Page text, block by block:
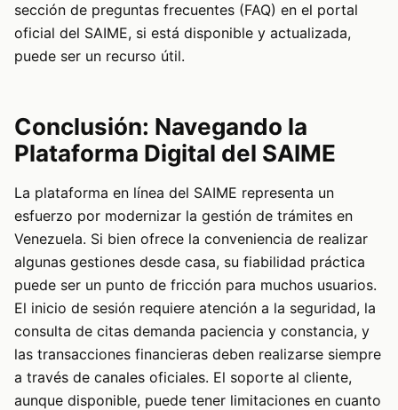
sección de preguntas frecuentes (FAQ) en el portal
oficial del SAIME, si está disponible y actualizada,
puede ser un recurso útil.
Conclusión: Navegando la
Plataforma Digital del SAIME
La plataforma en línea del SAIME representa un
esfuerzo por modernizar la gestión de trámites en
Venezuela. Si bien ofrece la conveniencia de realizar
algunas gestiones desde casa, su fiabilidad práctica
puede ser un punto de fricción para muchos usuarios.
El inicio de sesión requiere atención a la seguridad, la
consulta de citas demanda paciencia y constancia, y
las transacciones financieras deben realizarse siempre
a través de canales oficiales. El soporte al cliente,
aunque disponible, puede tener limitaciones en cuanto